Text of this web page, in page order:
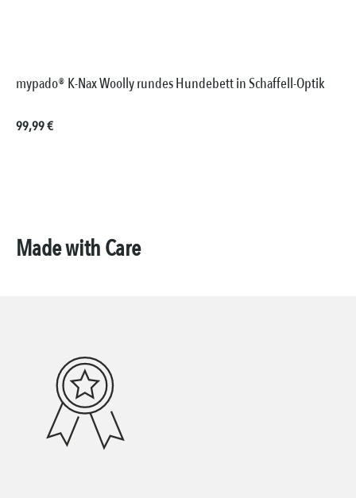
mypado® K-Nax Woolly rundes Hundebett in Schaffell-Optik
Regulärer Preis:
99,99 €
Made with Care